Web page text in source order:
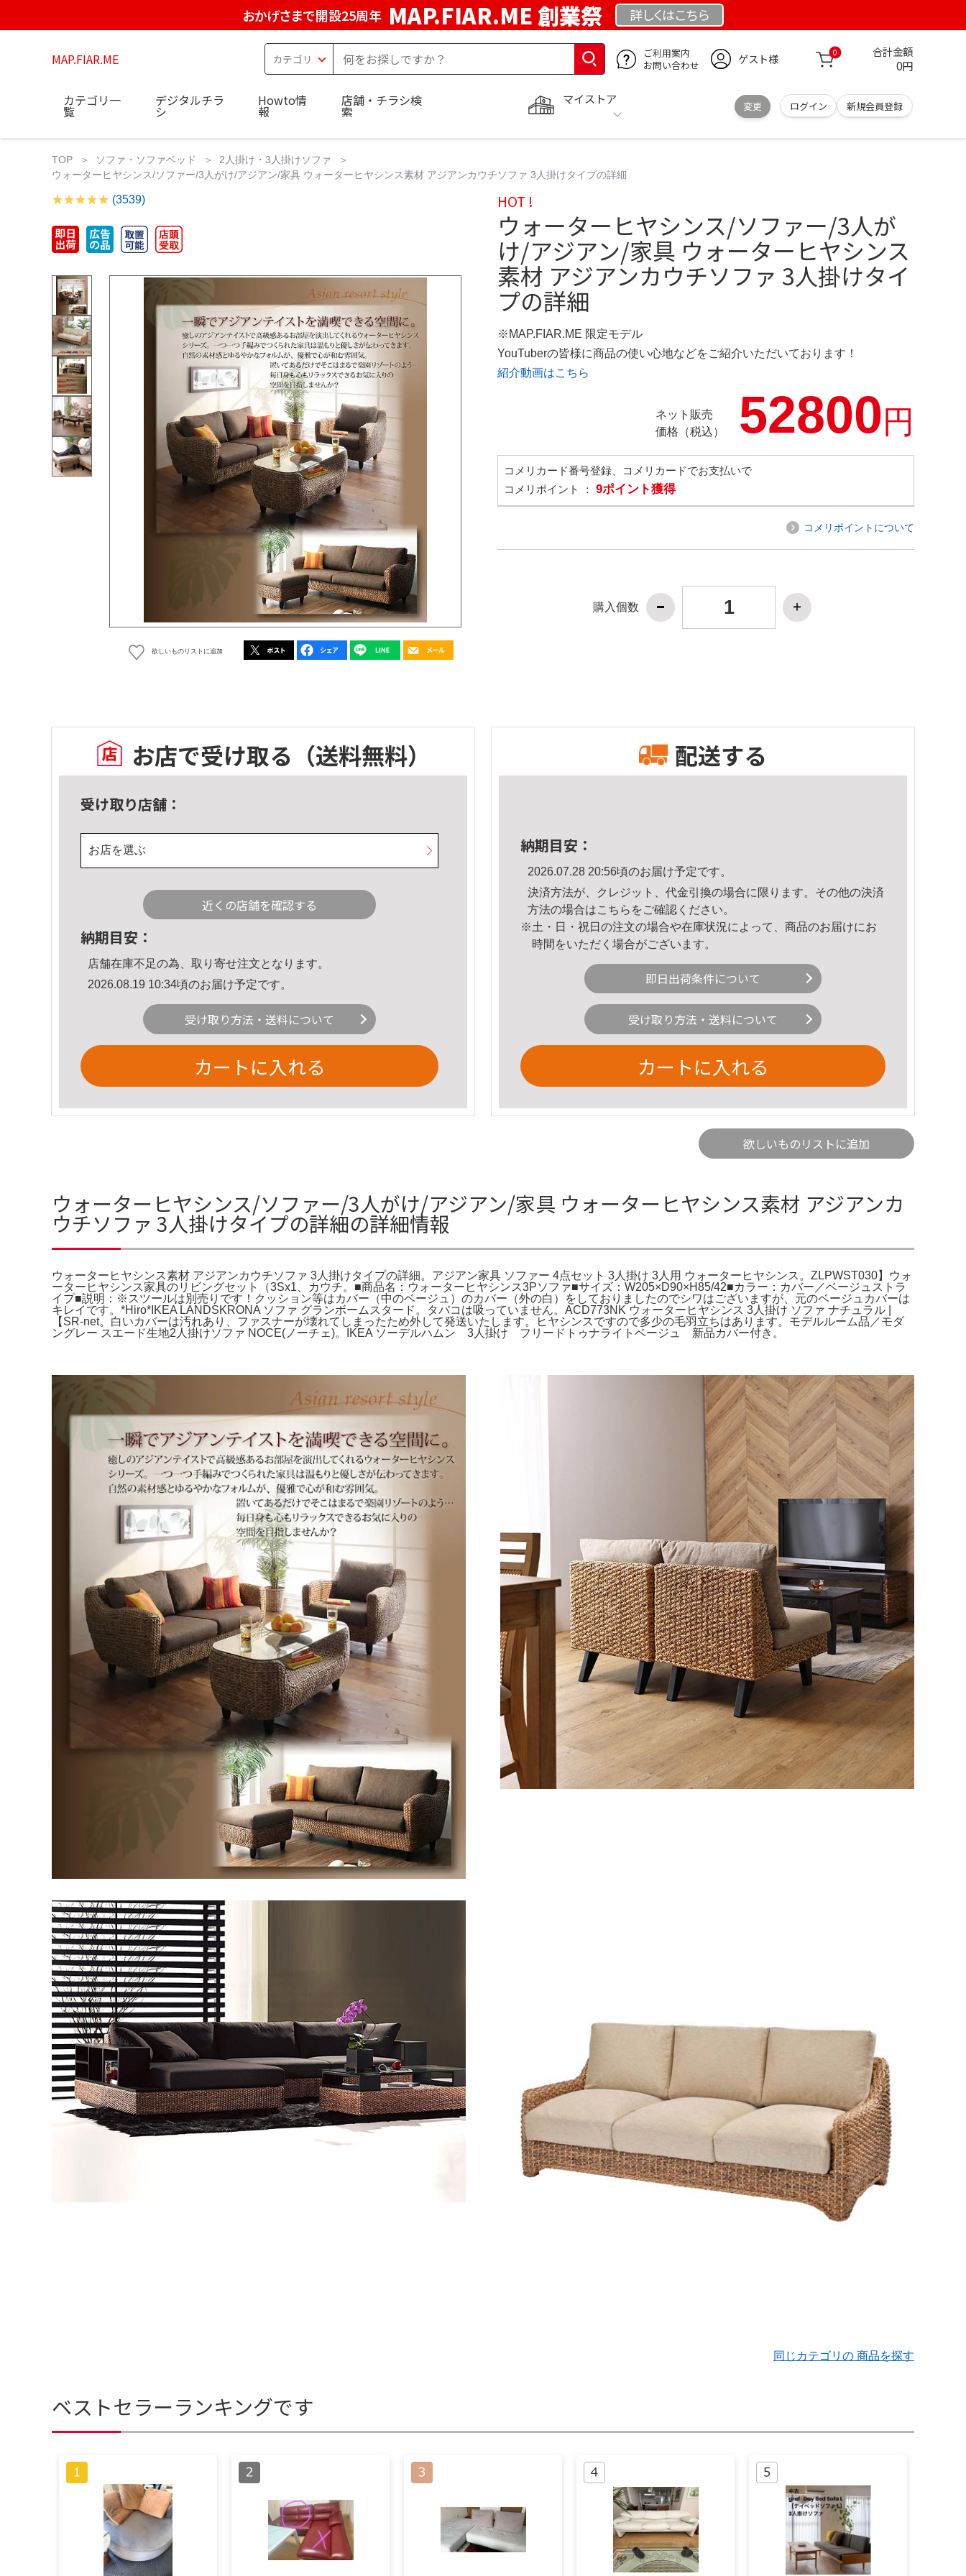
おかげさまで開設25周年 MAP.FIAR.ME 創業祭 詳しくはこちら
MAP.FIAR.ME
ご利用案内
お問い合わせ
ゲスト様 0 合計金額
0円
マイストア
変更 ログイン 新規会員登録
カテゴリ一
覧
デジタルチラ
シ
Howto情
報
店舗・チラシ検
索
TOP ソファ・ソファベッド
2人掛け・3人掛けソファ
ウォーターヒヤシンス/ソファー/3人がけ/アジアン/家具 ウォーターヒヤシンス素材 アジアンカウチソファ 3人掛けタイプの詳細
(3539)
欲しいものリストに追加
HOT !
ウォーターヒヤシンス/ソファー/3人が
け/アジアン/家具 ウォーターヒヤシンス
素材 アジアンカウチソファ 3人掛けタイ
プの詳細
※MAP.FIAR.ME 限定モデル
YouTuberの皆様に商品の使い心地などをご紹介いただいております！
紹介動画はこちら
ネット販売
価格（税込）
52800円
コメリカード番号登録、コメリカードでお支払いで
コメリポイント ： 9ポイント獲得
コメリポイントについて
購入個数
お店で受け取る （送料無料）
受け取り店舗：
お店を選ぶ
近くの店舗を確認する
納期目安：
店舗在庫不足の為、取り寄せ注文となります。
2026.08.19 10:34頃のお届け予定です。
受け取り方法・送料について
カートに入れる
配送する
納期目安：
2026.07.28 20:56頃のお届け予定です。
決済方法が、クレジット、代金引換の場合に限ります。その他の決済
方法の場合はこちら をご確認ください。
※土・日・祝日の注文の場合や在庫状況によって、商品のお届けにお
時間をいただく場合がございます。
即日出荷条件について
受け取り方法・送料について
カートに入れる
欲しいものリストに追加
ウォーターヒヤシンス/ソファー/3人がけ/アジアン/家具 ウォーターヒヤシンス素材 アジアンカ
ウチソファ 3人掛けタイプの詳細の詳細情報
ウォーターヒヤシンス素材 アジアンカウチソファ 3人掛けタイプの詳細。アジアン家具 ソファー 4点セット 3人掛け 3人用 ウォーターヒヤシンス。ZLPWST030】ウォ
ーターヒヤシンス家具のリビングセット（3Sx1、カウチ。■商品名：ウォーターヒヤシンス3Pソファ■サイズ：W205×D90×H85/42■カラー：カバー／ベージュストラ
イプ■説明：※スツールは別売りです！クッション等はカバー（中のベージュ）のカバー（外の白）をしておりましたのでシワはございますが、元のベージュカバーは
キレイです。*Hiro*IKEA LANDSKRONA ソファ グランボームスタード。タバコは吸っていません。ACD773NK ウォーターヒヤシンス 3人掛け ソファ ナチュラル |
【SR-net。白いカバーは汚れあり、ファスナーが壊れてしまったため外して発送いたします。ヒヤシンスですので多少の毛羽立ちはあります。モデルルーム品／モダ
ングレー スエード生地2人掛けソファ NOCE(ノーチェ)。IKEA ソーデルハムン 3人掛け フリードトゥナライトベージュ 新品カバー付き。
同じカテゴリの 商品を探す
ベストセラーランキングです